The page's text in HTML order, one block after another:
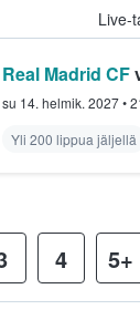
Live-
-
Real Madrid CF
su 14. helmik. 2027•
Yli 200 lippua jäljellä
4 5+